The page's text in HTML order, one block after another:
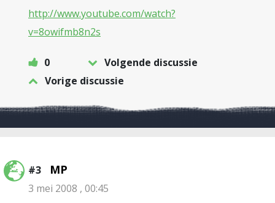
http://www.youtube.com/watch?
v=8owifmb8n2s
0
Volgende discussie
Vorige discussie
#3 MP
3 mei 2008 , 00:45